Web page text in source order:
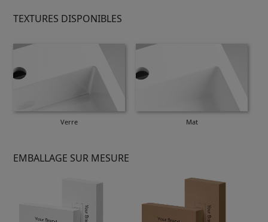
TEXTURES DISPONIBLES
Verre Mat
EMBALLAGE SUR MESURE